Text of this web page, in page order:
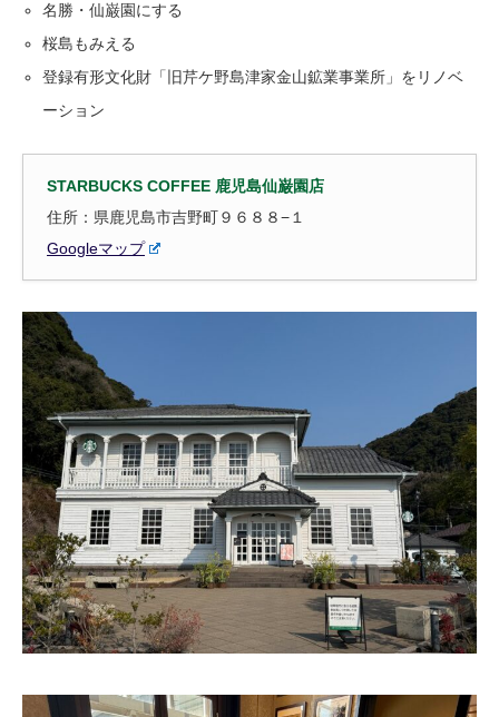
名勝・仙巌園にする
桜島もみえる
登録有形文化財「旧芹ケ野島津家金山鉱業事業所」をリノベ
ーション
STARBUCKS COFFEE 鹿児島仙巌園店
住所：県鹿児島市吉野町９６８８−１
Googleマップ